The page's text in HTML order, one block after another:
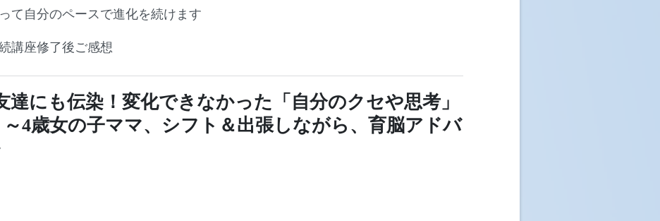
て自分のペースで進化を続けます
講座修了後ご感想
達にも伝染！変化できなかった「自分のクセや思考」
4歳女の子ママ、シフト＆出張しながら、育脳アドバ